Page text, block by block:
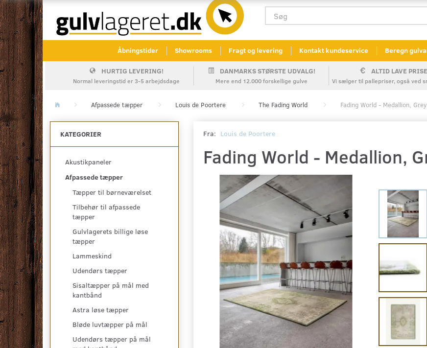
Åbningstider Showrooms Fragt og levering Kontakt kundeservice Beregn
HURTIG LEVERING!
Normal leveringstid er 3-5 arbejdsdage
DANMARKS STØRSTE UDVALG!
Mere end 12.000 forskellige gulve
ALTID LAVE
Vi sælger til pallepriser, også ved
Afpassede tæpper Louis de Poortere The Fading World Fading World - Medallion,
KATEGORIER
Akustikpaneler
Afpassede tæpper
Tæpper til børneværelset
Tilbehør til afpassede
tæpper
Gulvlagerets billige løse
tæpper
Lammeskind
Udendørs tæpper
Sisaltæpper på mål med
kantbånd
Astra løse tæpper
Bløde luvtæpper på mål
Udendørs tæpper på mål
Fra: Louis de Poortere
Fading World - Medallion,